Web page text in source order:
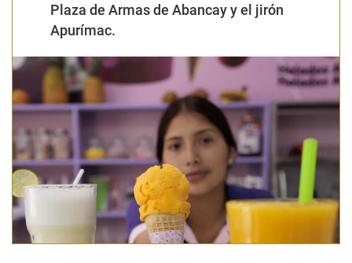
Plaza de Armas de Abancay y el jirón
Apurímac.